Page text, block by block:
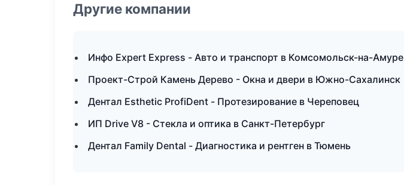
Другие компании
Инфо Expert Express - Авто и транспорт в Комсомольск-на-Амуре
Проект-Строй Камень Дерево - Окна и двери в Южно-Сахалинск
Дентал Esthetic ProfiDent - Протезирование в Череповец
ИП Drive V8 - Стекла и оптика в Санкт-Петербург
Дентал Family Dental - Диагностика и рентген в Тюмень